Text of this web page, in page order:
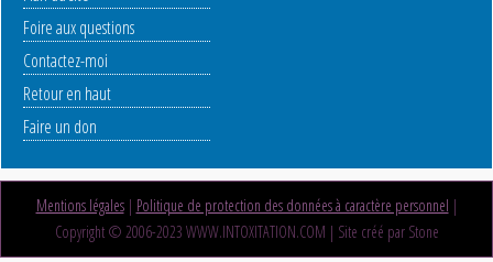
Foire aux questions
Contactez-moi
Retour en haut
Faire un don
Mentions légales| Politique de protection des données à caractère personnel |
Copyright © 2006-2023 WWW.INTOXITATION.COM | Site créé par Stone